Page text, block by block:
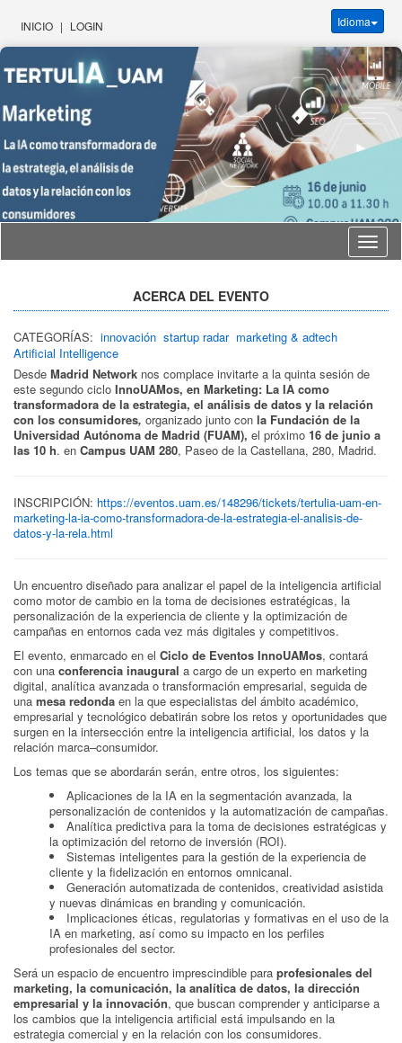
INICIO | LOGIN Idioma
Idioma
ACERCA DEL EVENTO
CATEGORÍAS: innovación startup radar marketing & adtech
Artificial Intelligence
Desde Madrid Network nos complace invitarte a la quinta sesión de
este segundo ciclo InnoUAMos, en Marketing: La IA como
transformadora de la estrategia, el análisis de datos y la relación
con los consumidores, organizado junto con la Fundación de la
Universidad Autónoma de Madrid (FUAM), el próximo 16 de junio a
las 10 h. en Campus UAM 280, Paseo de la Castellana, 280, Madrid.
INSCRIPCIÓN: https://eventos.uam.es/148296/tickets/tertulia-uam-en-
marketing-la-ia-como-transformadora-de-la-estrategia-el-analisis-de-
datos-y-la-rela.html
Un encuentro diseñado para analizar el papel de la inteligencia artificial
como motor de cambio en la toma de decisiones estratégicas, la
personalización de la experiencia de cliente y la optimización de
campañas en entornos cada vez más digitales y competitivos.
El evento, enmarcado en el Ciclo de Eventos InnoUAMos, contará
con una conferencia inaugural a cargo de un experto en marketing
digital, analítica avanzada o transformación empresarial, seguida de
una mesa redonda en la que especialistas del ámbito académico,
empresarial y tecnológico debatirán sobre los retos y oportunidades que
surgen en la intersección entre la inteligencia artificial, los datos y la
relación marca–consumidor.
Los temas que se abordarán serán, entre otros, los siguientes:
Aplicaciones de la IA en la segmentación avanzada, la
personalización de contenidos y la automatización de campañas.
Analítica predictiva para la toma de decisiones estratégicas y
la optimización del retorno de inversión (ROI).
Sistemas inteligentes para la gestión de la experiencia de
cliente y la fidelización en entornos omnicanal.
Generación automatizada de contenidos, creatividad asistida
y nuevas dinámicas en branding y comunicación.
Implicaciones éticas, regulatorias y formativas en el uso de la
IA en marketing, así como su impacto en los perfiles
profesionales del sector.
Será un espacio de encuentro imprescindible para profesionales del
marketing, la comunicación, la analítica de datos, la dirección
empresarial y la innovación, que buscan comprender y anticiparse a
los cambios que la inteligencia artificial está impulsando en la
estrategia comercial y en la relación con los consumidores.